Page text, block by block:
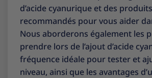
d’acide cyanurique et des produits
recommandés pour vous aider
Nous aborderons également les
prendre lors de l’ajout d’acide
fréquence idéale pour tester et
niveau, ainsi que les avantages